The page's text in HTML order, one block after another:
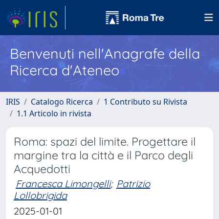
Benvenuti nell'Anagrafe della
Ricerca d'Ateneo
IRIS Catalogo Ricerca
1 Contributo su Rivista
1.1 Articolo in rivista
Roma: spazi del limite. Progettare il
margine tra la città e il Parco degli
Acquedotti
Francesca Limongelli; Patrizio
Lollobrigida
2025-01-01